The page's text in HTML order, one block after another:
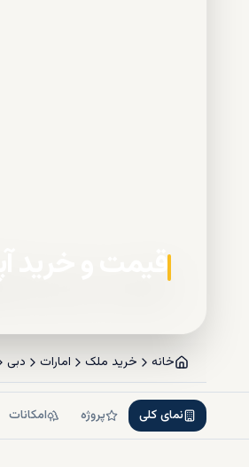
خانه خرید ملک امارات دبی
نمای کلی پروژه امکانات